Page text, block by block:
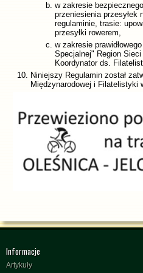
w zakresie
przeniesienia przesyłek
regulaminie, trasie:
przesyłki rowerem,
w zakresie
Specjalnej" Region Sieci
Koordynator ds.
Niniejszy Regulamin został
Międzynarodowej i Filatelistyki
Informacje
Artykuły